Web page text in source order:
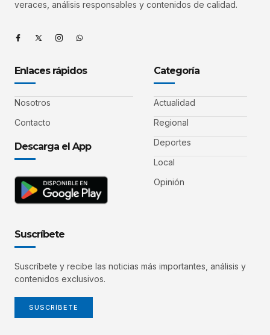
veraces, análisis responsables y contenidos de calidad.
Enlaces rápidos
Nosotros
Contacto
Descarga el App
Categoría
Actualidad
Regional
Deportes
Local
Opinión
Suscríbete
Suscríbete y recibe las noticias más importantes, análisis y
contenidos exclusivos.
SUSCRÍBETE